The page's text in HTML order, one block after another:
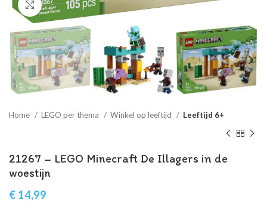
Klik om te vergroten
Home LEGO per thema Winkel op leeftijd Leeftijd 6+
21267 – LEGO Minecraft De Illagers in de
woestijn
€ 14,99